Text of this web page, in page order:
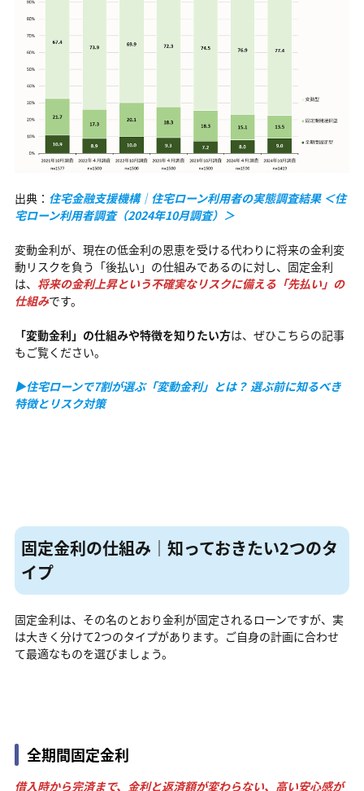
出典： 住宅金融支援機構｜住宅ローン利用者の実態調査結果 ＜住
宅ローン利用者調査（2024年10月調査）＞
変動金利が、現在の低金利の恩恵を受ける代わりに将来の金利変
動リスクを負う「後払い」の仕組みであるのに対し、固定金利
は、 将来の金利上昇という不確実なリスクに備える「先払い」の
仕組みです。
「変動金利」の仕組みや特徴を知りたい方は、ぜひこちらの記事
もご覧ください。
▶住宅ローンで7割が選ぶ「変動金利」とは？ 選ぶ前に知るべき
特徴とリスク対策
固定金利の仕組み｜知っておきたい2つのタ
イプ
固定金利は、その名のとおり金利が固定されるローンですが、実
は大きく分けて2つのタイプがあります。ご自身の計画に合わせ
て最適なものを選びましょう。
全期間固定金利
借入時から完済まで、金利と返済額が変わらない、高い安心感が